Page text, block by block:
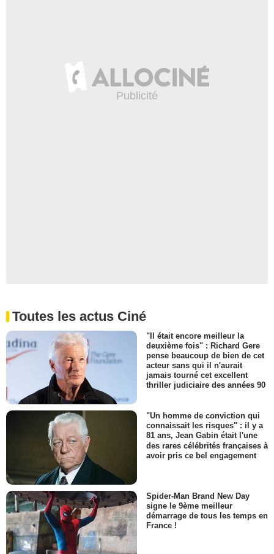
Toutes les actus Ciné
"Il était encore meilleur la
deuxième fois" : Richard Gere
pense beaucoup de bien de cet
acteur sans qui il n'aurait
jamais tourné cet excellent
thriller judiciaire des années 90
"Un homme de conviction qui
connaissait les risques" : il y a
81 ans, Jean Gabin était l'une
des rares célébrités françaises à
avoir pris ce bel engagement
Spider-Man Brand New Day
signe le 9ème meilleur
démarrage de tous les temps en
France !